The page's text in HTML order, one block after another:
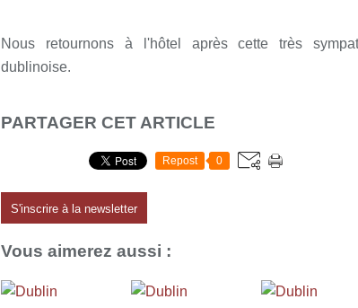
Nous retournons à l'hôtel après cette très
dublinoise.
PARTAGER CET ARTICLE
Repost 0
S'inscrire à la newsletter
Vous aimerez aussi :